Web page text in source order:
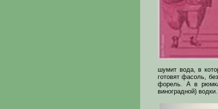
шумит вода, в
готовят фасоль,
форель. А в
виноградной) водки.